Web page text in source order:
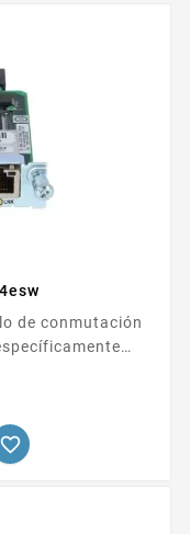
series de routers
proporciona 4
